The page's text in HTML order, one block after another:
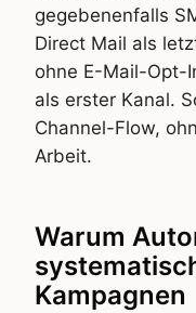
gegebenenfalls
Direct Mail als
ohne E-Mail-Opt-
als erster Kanal.
Channel-Flow,
Arbeit.
Warum
Kampagnen